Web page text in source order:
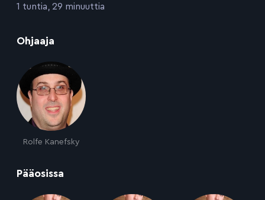
:1 tuntia, 29 minuuttia
Ohjaaja
Rolfe Kanefsky
Pääosissa